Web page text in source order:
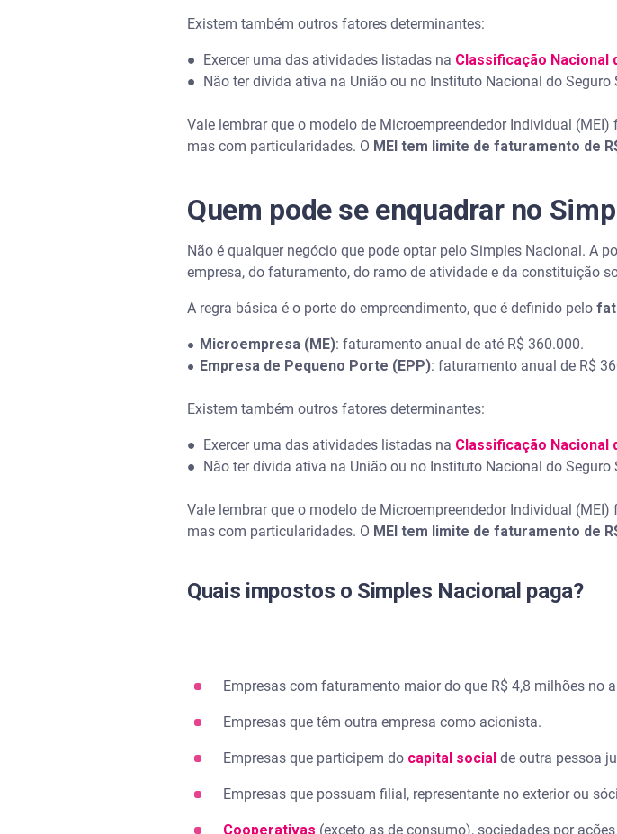
Existem também outros fatores determinantes:
● Exercer uma das atividades listadas na Classificação Nacional
● Não ter dívida ativa na União ou no Instituto Nacional do Seguro
Vale lembrar que o modelo de Microempreendedor Individual
mas com particularidades. O MEI tem limite de faturamento de
Quem pode se enquadrar no
Não é qualquer negócio que pode optar pelo Simples Nacional. A
empresa, do faturamento, do ramo de atividade e da constituição
A regra básica é o porte do empreendimento, que é definido pelo
● Microempresa (ME): faturamento anual de até R$ 360.000.
● Empresa de Pequeno Porte (EPP): faturamento anual de R$
Existem também outros fatores determinantes:
● Exercer uma das atividades listadas na Classificação Nacional
● Não ter dívida ativa na União ou no Instituto Nacional do Seguro
Vale lembrar que o modelo de Microempreendedor Individual
mas com particularidades. O MEI tem limite de faturamento de
Quais impostos o Simples Nacional paga?
Empresas com faturamento maior do que R$ 4,8 milhões no
Empresas que têm outra empresa como acionista.
Empresas que participem do capital social de outra pessoa
Empresas que possuam filial, representante no exterior ou
Cooperativas (exceto as de consumo), sociedades por